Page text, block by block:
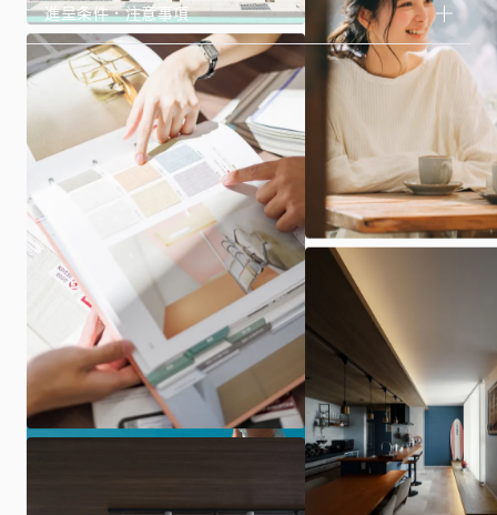
進呈条件・注意事項